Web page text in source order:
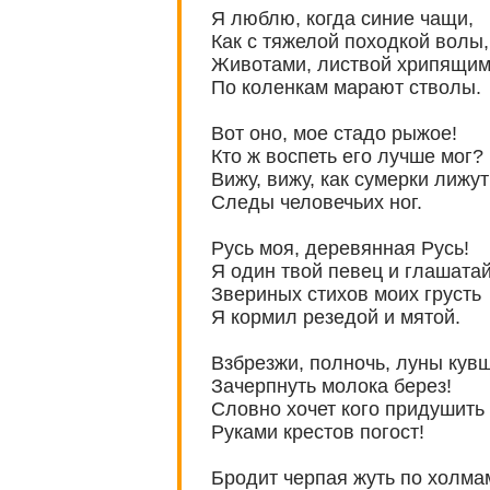
Я люблю, когда синие чащи,
Как с тяжелой походкой волы,
Животами, листвой
По коленкам марают стволы.
Вот оно, мое стадо рыжое!
Кто ж воспеть его лучше мог?
Вижу, вижу, как сумерки лижут
Следы человечьих ног.
Русь моя, деревянная Русь!
Я один твой певец и
Звериных стихов моих грусть
Я кормил резедой и мятой.
Взбрезжи, полночь, луны
Зачерпнуть молока берез!
Словно хочет кого придушить
Руками крестов погост!
Бродит черпая жуть по